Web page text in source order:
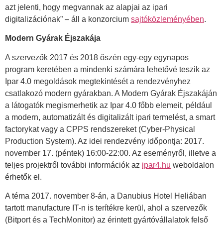
azt jelenti, hogy megvannak az alapjai az ipari
digitalizációnak” – áll a konzorcium sajtóközleményében.
Modern Gyárak Éjszakája
A szervezők 2017 és 2018 őszén egy-egy egynapos
program keretében a mindenki számára lehetővé teszik az
Ipar 4.0 megoldások megtekintését a rendezvényhez
csatlakozó modern gyárakban. A Modern Gyárak Éjszakáján
a látogatók megismerhetik az Ipar 4.0 főbb elemeit, például
a modern, automatizált és digitalizált ipari termelést, a smart
factorykat vagy a CPPS rendszereket (Cyber-Physical
Production System). Az idei rendezvény időpontja: 2017.
november 17. (péntek) 16:00-22:00. Az eseményről, illetve a
teljes projektről további információk az ipar4.hu weboldalon
érhetők el.
A téma 2017. november 8-án, a Danubius Hotel Heliában
tartott manufacture IT-n is terítékre kerül, ahol a szervezők
(Bitport és a TechMonitor) az érintett gyártóvállalatok felső